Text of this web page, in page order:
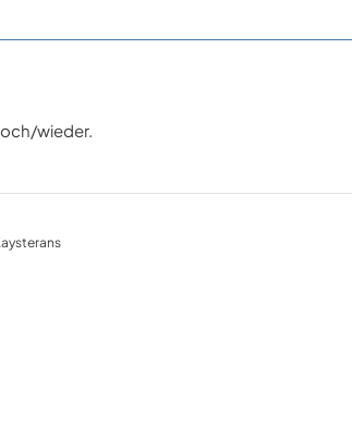
wieder.